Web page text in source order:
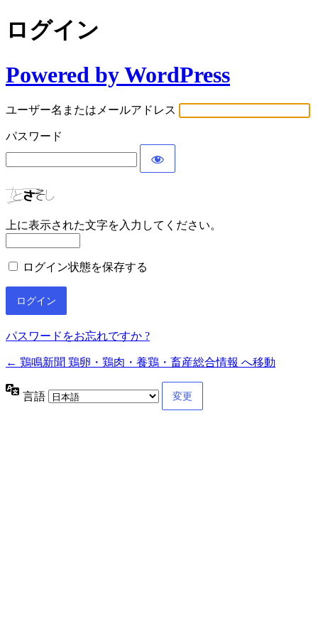
ログイン
Powered by WordPress
ユーザー名またはメールアドレス
パスワード
上に表示された文字を入力してください。
ログイン状態を保存する
パスワードをお忘れですか ?
← 鶏鳴新聞 鶏卵・鶏肉・養鶏・畜産総合情報 へ移動
言語